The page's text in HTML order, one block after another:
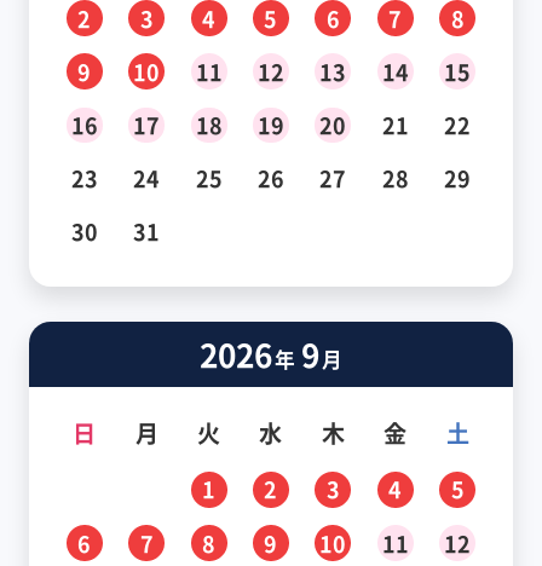
2
3 4 5 6 7
8
9
10 11 12 13 14
15
16
17 18 19 20 21
22
23
24 25 26 27 28
29
30
31
2026年 9月
日 月 火 水 木 金 土
1 2 3 4
5
6
7 8 9 10 11
12